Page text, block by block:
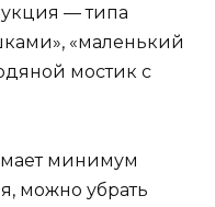
— типа
«маленький
мостик с
минимум
можно убрать